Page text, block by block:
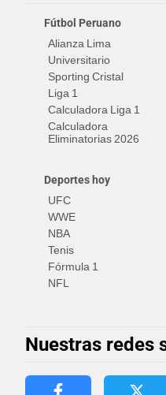
Fútbol Peruano
Alianza Lima
Universitario
Sporting Cristal
Liga 1
Calculadora Liga 1
Calculadora
Eliminatorias 2026
Deportes hoy
UFC
WWE
NBA
Tenis
Fórmula 1
NFL
Nuestras redes